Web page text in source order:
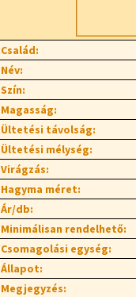
Család:
Név:
Szín:
Magasság:
Ültetési távolság:
Ültetési mélység:
Virágzás:
Hagyma méret:
Ár/db:
Minimálisan rendelhető:
Csomagolási egység:
Állapot:
Megjegyzés: